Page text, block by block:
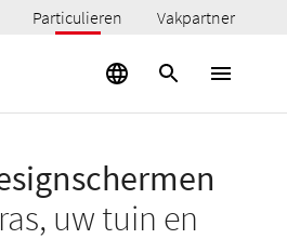
Particulieren Vakpartner
uw tuin en